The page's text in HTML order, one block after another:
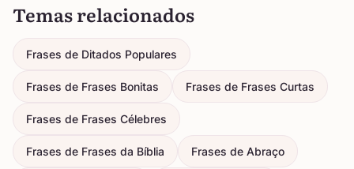
Temas relacionados
Frases de Ditados Populares
Frases de Frases Bonitas Frases de Frases Curtas
Frases de Frases Célebres
Frases de Frases da Bíblia Frases de Abraço